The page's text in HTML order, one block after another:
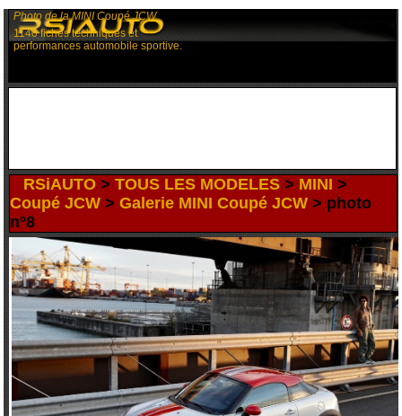
Photo de la MINI Coupé JCW
1140 fiches techniques et
performances automobile sportive.
RSiAUTO>TOUS LES MODELES > MINI >
Coupé JCW >Galerie MINI Coupé JCW > photo
n°8